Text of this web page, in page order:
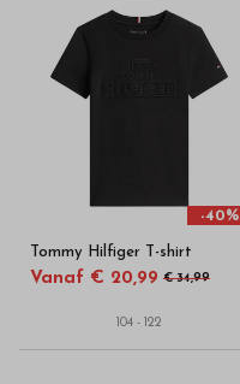
-40%
Tommy Hilfiger T-shirt
Vanaf € 20,99 € 34,99
104 - 122